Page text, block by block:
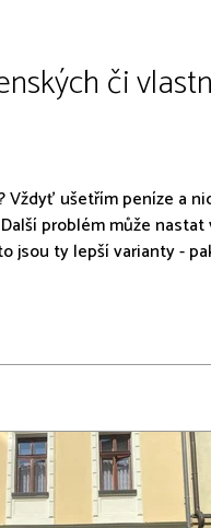
či
ušetřím peníze a
problém může nastat
jsou ty lepší varianty -